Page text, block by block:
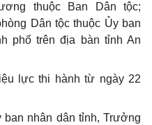
thuộc Ban Dân tộc;
Dân tộc thuộc Ủy ban
phố trên địa bàn tỉnh An
lực thi hành từ ngày 22
ban nhân dân tỉnh, Trưởng